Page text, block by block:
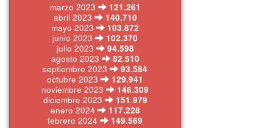
marzo 2023
121.261
abril 2023
140.710
mayo 2023
103.872
junio 2023
102.370
julio 2023
94.598
agosto 2023
82.510
septiembre 2023
93.584
octubre 2023
129.941
noviembre 2023
146.309
diciembre 2023
151.979
enero 2024
117.228
febrero 2024
149.569